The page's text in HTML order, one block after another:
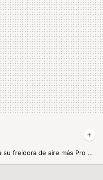
Xiaomi le ha metido esteroides a su freidora de aire más Pro y por fin la podemos comprar en España a un precio interesantísimo